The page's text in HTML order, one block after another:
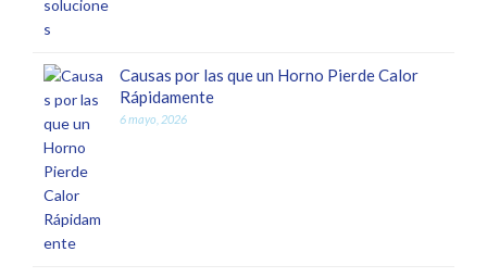
Causas por las que un Horno Pierde Calor
Rápidamente
6 mayo, 2026